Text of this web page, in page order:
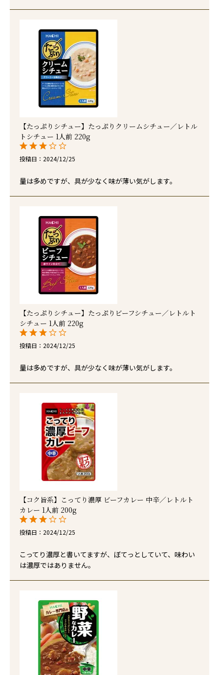
【たっぷりシチュー】たっぷりクリームシチュー／レトル
トシチュー 1人前 220g
投稿日 2024/12/25
量は多めですが、具が少なく味が薄い気がします。
【たっぷりシチュー】たっぷりビーフシチュー／レトルト
シチュー 1人前 220g
投稿日 2024/12/25
量は多めですが、具が少なく味が薄い気がします。
【コク旨系】こってり濃厚 ビーフカレー 中辛／レトルト
カレー 1人前 200g
投稿日 2024/12/25
こってり濃厚と書いてますが、ぼてっとしていて、味わい
は濃厚ではありません。